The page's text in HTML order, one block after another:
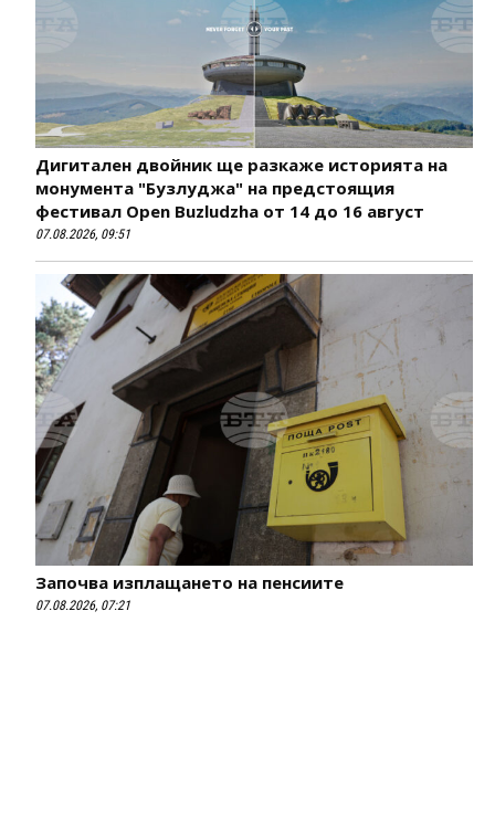
Дигитален двойник ще разкаже историята на
монумента "Бузлуджа" на предстоящия
фестивал Open Buzludzha от 14 до 16 август
07.08.2026, 09:51
Започва изплащането на пенсиите
07.08.2026, 07:21